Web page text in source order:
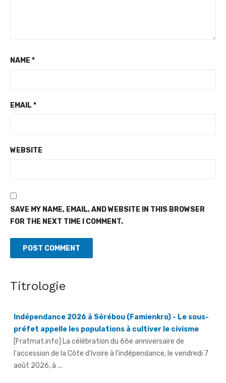
NAME *
EMAIL *
WEBSITE
SAVE MY NAME, EMAIL, AND WEBSITE IN THIS BROWSER
FOR THE NEXT TIME I COMMENT.
Titrologie
Indépendance 2026 à Sérébou (Famienkro) - Le sous-
l'accession de la Côte d'Ivoire à l'indépendance, le vendredi 7
août 2026, à ...
Guerre déclarée contre l'orpaillage illicite et le